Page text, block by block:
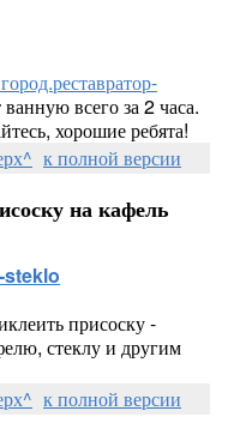
всего за 2 часа.
хорошие ребята!
к полной версии
на кафель
steklo
присоску -
стеклу и другим
к полной версии